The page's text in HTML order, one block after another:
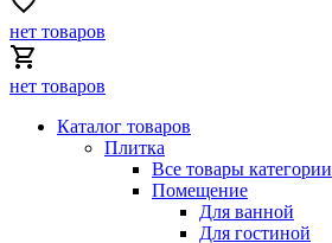
нет товаров
нет товаров
Каталог товаров
Плитка
Все товары категории
Помещение
Для ванной
Для гостиной